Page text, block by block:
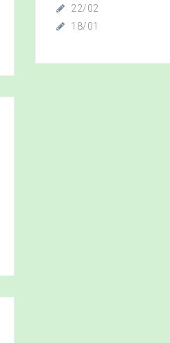
22/02
18/01